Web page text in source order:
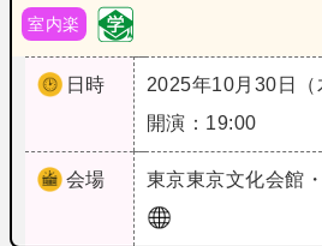
室内楽
日時
2025年10月30日（
開演：19:00
会場 東京東京文化会館